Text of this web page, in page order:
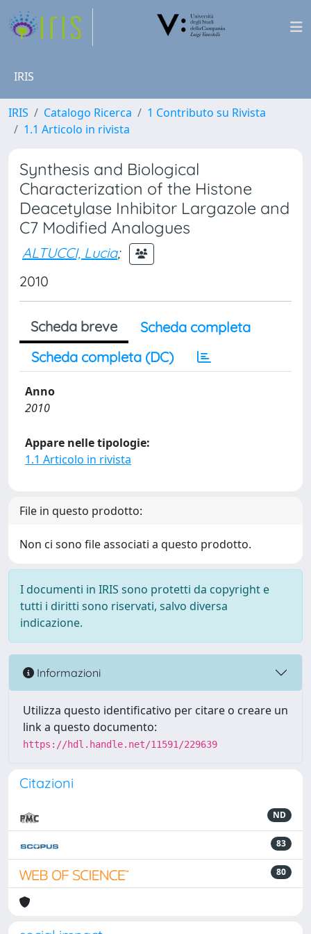
IRIS
IRIS Catalogo Ricerca
1 Contributo su Rivista
1.1 Articolo in rivista
Synthesis and Biological
Characterization of the Histone
Deacetylase Inhibitor Largazole and
C7 Modified Analogues
ALTUCCI, Lucia;
2010
Scheda breve
Scheda completa
Scheda completa (DC)
Anno
2010
Appare nelle tipologie:
1.1 Articolo in rivista
File in questo prodotto:
Non ci sono file associati a questo prodotto.
I documenti in IRIS sono protetti da copyright e
tutti i diritti sono riservati, salvo diversa
indicazione.
Informazioni
Utilizza questo identificativo per citare o creare un
link a questo documento:
https://hdl.handle.net/11591/229639
Citazioni
ND
83
80